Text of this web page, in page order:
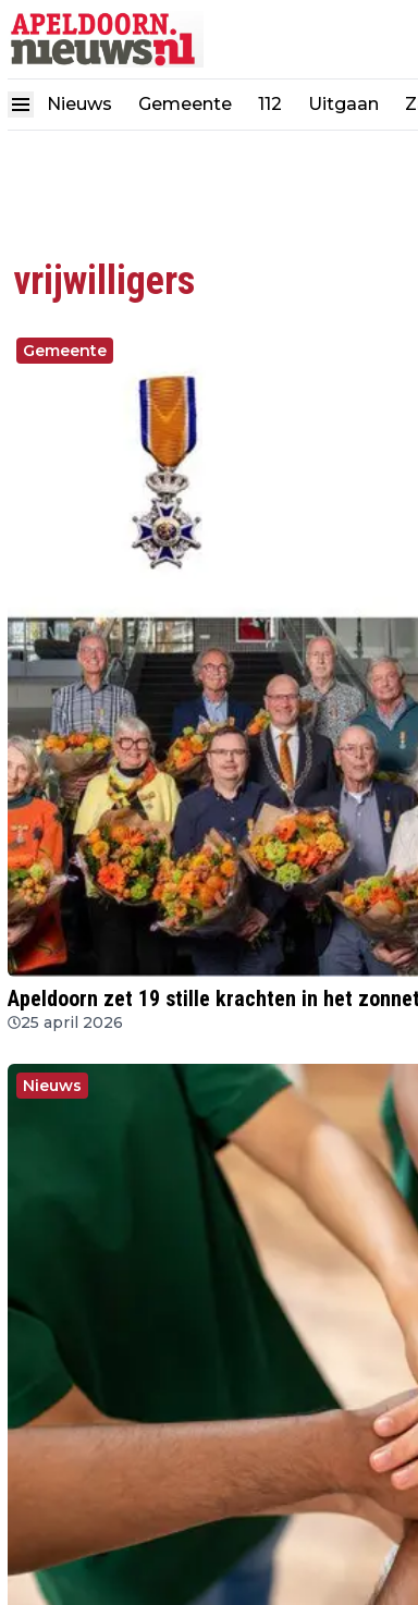
Nieuws Gemeente 112 Uitgaan
vrijwilligers
Gemeente
Apeldoorn zet 19 stille krachten in het
25 april 2026
Nieuws